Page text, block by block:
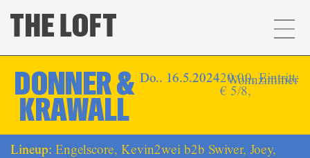
DONNER &
KRAWALL
Do.. 16.5.202420:00, Eintritt:
€ 5/8,
Wohnzimmer
Lineup: Engelscore, Kevin2wei b2b Swiver, Joey,